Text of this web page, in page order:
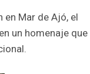
en Mar de Ajó, el
un homenaje que